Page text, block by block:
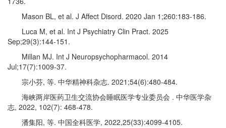
Mason BL, et al. J Affect Disord. 2020 Jan 1;260:183-186.
Luca M, et al. Int J Psychiatry Clin Pract. 2025
Sep;29(3):144-151.
Millan MJ. Int J Neuropsychopharmacol. 2014
Jul;17(7):1009-37.
宗小芬, 等. 中华精神科杂志. 2021;54(6):480-484.
海峡两岸医药卫生交流协会睡眠医学专业委员会 . 中华医学杂
志, 2022, 102(7): 468-478.
潘集阳, 等. 中国全科医学, 2022,25(33):4099-4105.